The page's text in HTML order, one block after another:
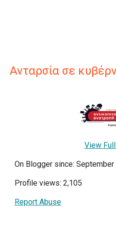
Ανταρσία σε
View
On Blogger since:
Profile views: 2,105
Report Abuse